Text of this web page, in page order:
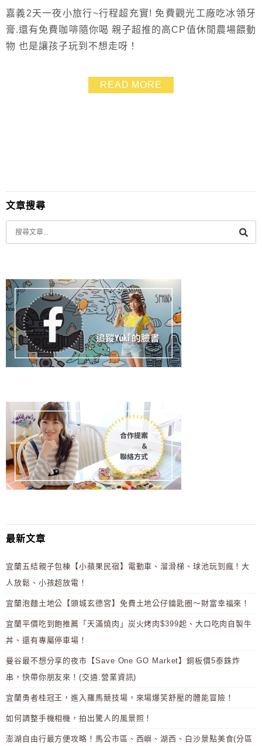
嘉義2天一夜小旅行~行程超充實! 免費觀光工廠吃冰領牙
膏.還有免費咖啡隨你喝 親子超推的高CP值休閒農場餵動
物 也是讓孩子玩到不想走呀！
READ MORE
文章搜尋
最新文章
宜蘭五結親子包棟【小蘋果民宿】電動車、溜滑梯、球池玩到瘋！大
人放鬆、小孩超放電！
宜蘭泡麵土地公【頭城玄德宮】免費土地公仔鑰匙圈～財富幸福來！
宜蘭平價吃到飽推薦「天滿燒肉」炭火烤肉$399起、大口吃肉自製牛
丼、還有專屬停車場！
曼谷最不想分享的夜市【Save One GO Market】銅板價5泰銖炸
串，快帶你朋友來！(交通.營業資訊)
宜蘭勇者桂冠王，進入羅馬競技場，來場爆笑舒壓的體能冒險！
如何調整手機相機，拍出驚人的風景照！
澎湖自由行最方便攻略！馬公市區、西嶼、湖西、白沙景點美食(分區